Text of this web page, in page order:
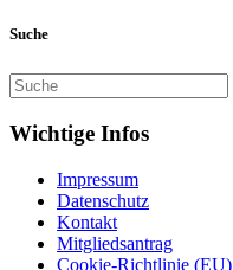
Suche
Wichtige Infos
Impressum
Datenschutz
Kontakt
Mitgliedsantrag
Cookie-Richtlinie (EU)